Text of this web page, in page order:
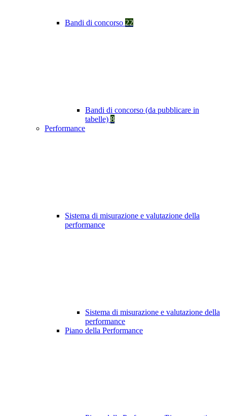
Bandi di concorso 22
Bandi di concorso (da pubblicare in
tabelle) 8
Performance
Sistema di misurazione e valutazione della
performance
Sistema di misurazione e valutazione della
performance
Piano della Performance